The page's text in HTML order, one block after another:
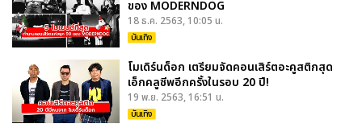
ของ MODERNDOG
18 ธ.ค. 2563, 10:05 น.
บันเทิง
โมเดิร์นด็อก เตรียมจัดคอนเสิร์ตอะคูสติกสุด
เอ็กคลูซีพอีกครั้งในรอบ 20 ปี!
19 พ.ย. 2563, 16:51 น.
บันเทิง